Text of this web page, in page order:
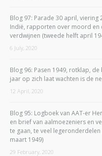
Blog 97: Parade 30 april,
Indië, rapporten over moord
verdwijnen (tweede helft april
6 July, 2020
Blog 96: Pasen 1949, rotklap,
jaar op zich laat wachten is de
12 April, 2020
Blog 95: Logboek van AAT-er
en brief van aalmoezeniers en
te gaan, te veel
maart 1949)
29 February, 2020